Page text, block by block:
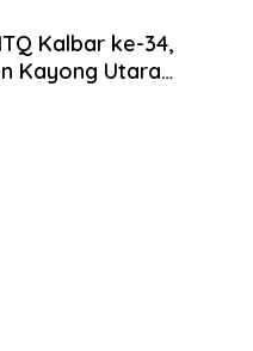
Kalbar ke-34,
Kayong Utara